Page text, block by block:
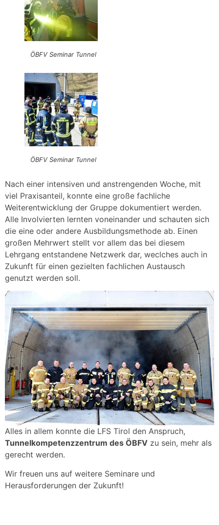
ÖBFV Seminar Tunnel
ÖBFV Seminar Tunnel
Nach einer intensiven und anstrengenden Woche, mit
viel Praxisanteil, konnte eine große fachliche
Weiterentwicklung der Gruppe dokumentiert werden.
Alle Involvierten lernten voneinander und schauten sich
die eine oder andere Ausbildungsmethode ab. Einen
großen Mehrwert stellt vor allem das bei diesem
Lehrgang entstandene Netzwerk dar, weclches auch in
Zukunft für einen gezielten fachlichen Austausch
genutzt werden soll.
Alles in allem konnte die LFS Tirol den Anspruch,
Tunnelkompetenzzentrum des ÖBFV zu sein, mehr als
gerecht werden.
Wir freuen uns auf weitere Seminare und
Herausforderungen der Zukunft!